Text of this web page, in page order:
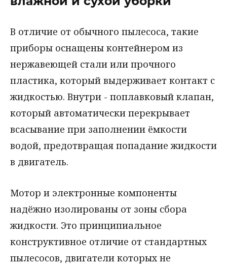
В отличие от обычного пылесоса, такие
приборы оснащены контейнером из
нержавеющей стали или прочного
пластика, который выдерживает контакт с
жидкостью. Внутри - поплавковый клапан,
который автоматически перекрывает
всасывание при заполнении ёмкости
водой, предотвращая попадание жидкости
в двигатель.
Мотор и электронные компоненты
надёжно изолированы от зоны сбора
жидкости. Это принципиальное
конструктивное отличие от стандартных
пылесосов, двигатели которых не